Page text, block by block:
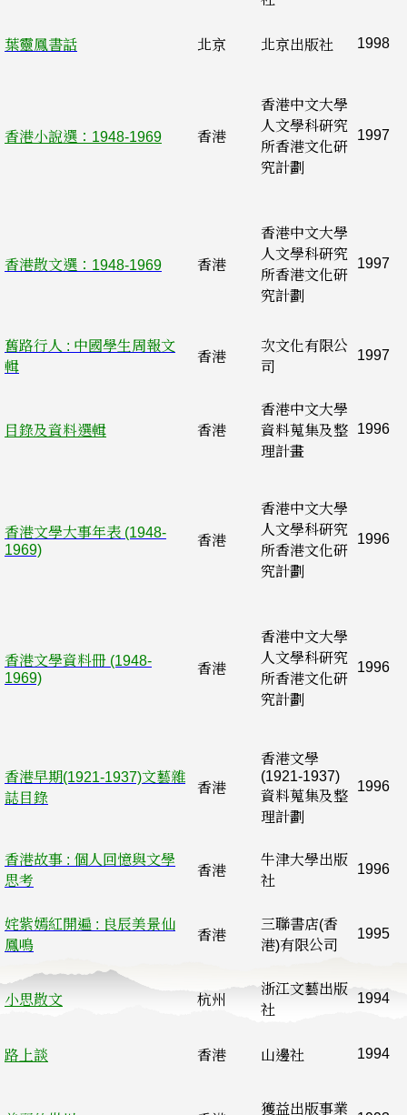
葉靈鳳書話 北京 北京出版社 1998
香港小說選：1948-1969 香港
香港中文大學
人文學科硏究
所香港文化硏
究計劃
1997
香港散文選：1948-1969 香港
香港中文大學
人文學科硏究
所香港文化硏
究計劃
1997
舊路行人 : 中國學生周報文
輯
香港
次文化有限公
司
1997
目錄及資料選輯 香港
香港中文大學
資料蒐集及整
理計畫
1996
香港文學大事年表 (1948-
1969)
香港
香港中文大學
人文學科硏究
所香港文化硏
究計劃
1996
香港文學資料冊 (1948-
1969)
香港
香港中文大學
人文學科硏究
所香港文化硏
究計劃
1996
香港早期(1921-1937)文藝雜
誌目錄
香港
香港文學
(1921-1937)
資料蒐集及整
理計劃
1996
香港故事 : 個人回憶與文學
思考
香港
牛津大學出版
社
1996
姹紫嫣紅開遍 : 良辰美景仙
鳳鳴
香港
三聯書店(香
港)有限公司
1995
小思散文 杭州
浙江文藝出版
社
1994
路上談 香港 山邊社 1994
獲益出版事業